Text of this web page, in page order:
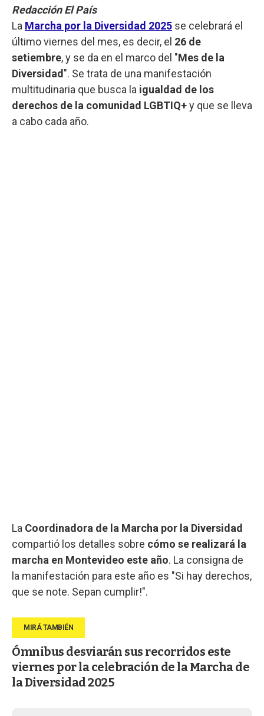
Redacción El País
La Marcha por la Diversidad 2025 se celebrará el
último viernes del mes, es decir, el 26 de
setiembre, y se da en el marco del "Mes de la
Diversidad ". Se trata de una manifestación
multitudinaria que busca la igualdad de los
derechos de la comunidad LGBTIQ+y que se lleva
a cabo cada año.
La Coordinadora de la Marcha por la Diversidad
compartió los detalles sobre cómo se realizará la
marcha en Montevideo este año. La consigna de
la manifestación para este año es "Si hay derechos,
que se note. Sepan cumplir!".
Ómnibus desviarán sus recorridos este
viernes por la celebración de la Marcha de
la Diversidad 2025